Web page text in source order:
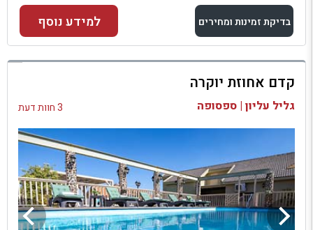
בדיקת זמינות ומחירים
למתחם זה
בדיקת זמינות ומחירים
למידע נוסף
קדם אחוזת יוקרה
גליל עליון | ספסופה 3 חוות דעת